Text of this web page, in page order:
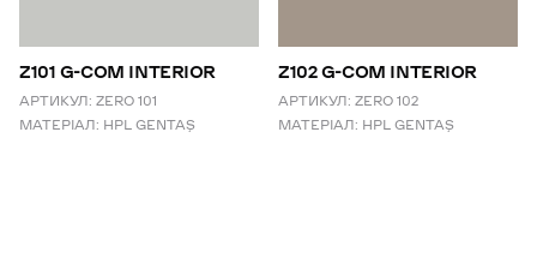
Z101 G-COM INTERIOR
АРТИКУЛ: ZERO 101
МАТЕРІАЛ: HPL GENTAŞ
Z102 G-COM INTERIOR
АРТИКУЛ: ZERO 102
МАТЕРІАЛ: HPL GENTAŞ